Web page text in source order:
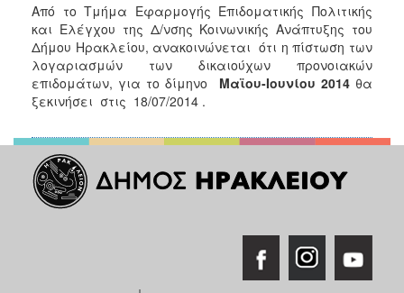
Φροντίδας
(Κ.Α.Π.Η.)
Κέντρα
Δημιουργικής
Απασχόλησης
Παιδιών
Κέντρα
Ημερήσιας
Φροντίδας
Ηλικιωμένων
Από το Τμήμα Εφαρμογής Επιδοματικής Πολιτικής
και Ελέγχου της Δ/νσης Κοινωνικής Ανάπτυξης του
Δήμου Ηρακλείου, ανακοινώνεται ότι η πίστωση των
λογαριασμών των δικαιούχων προνοιακών
επιδομάτων, για το δίμηνο
Μαϊου-Ιουνίου 2014 θα
ξεκινήσει στις 18/07/2014 .